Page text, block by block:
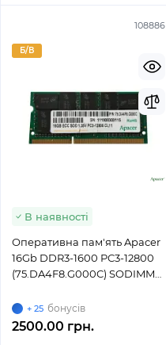
108886
Б/В
В наявності
Оперативна пам'ять Apacer
16Gb DDR3-1600 PC3-12800
(75.DA4F8.G000C) SODIMM
+ 25 бонусів
2500.00 грн.